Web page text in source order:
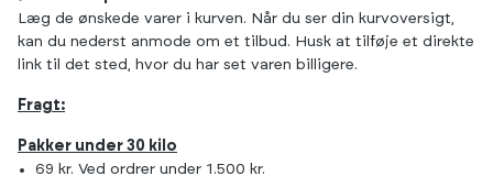
Læg de ønskede varer i kurven. Når du ser din kurvoversigt,
kan du nederst anmode om et tilbud. Husk at tilføje et direkte
link til det sted, hvor du har set varen billigere.
Fragt:
Pakker under 30 kilo
69 kr. Ved ordrer under 1.500 kr.